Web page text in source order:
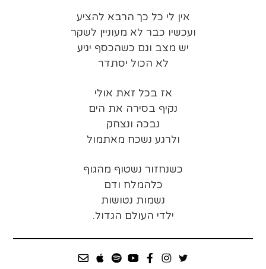
אין לי כל כך הרבא להציע
ועכשיו כבר לא מעוניין לשקר
יש מצב וגם כשהכסף יגיע
לא הכול יסתדר
אז בכל זאת אולי
נקיף בסירה את הים
נבכה ונצחק
ולרגע נשכח מאתמול
כשנחזור נשטוף מהגוף
כלהמלח ודם
נשמות נטושות
ילדי העולם הגדול.